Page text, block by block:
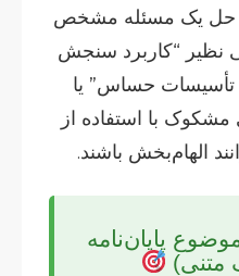
به حل یک مسئله مشخص
نظیر “کاربرد سنجش
تأسیسات حساس” یا
با استفاده از
الهام‌بخش باشند.
پایان‌نامه
متنی)